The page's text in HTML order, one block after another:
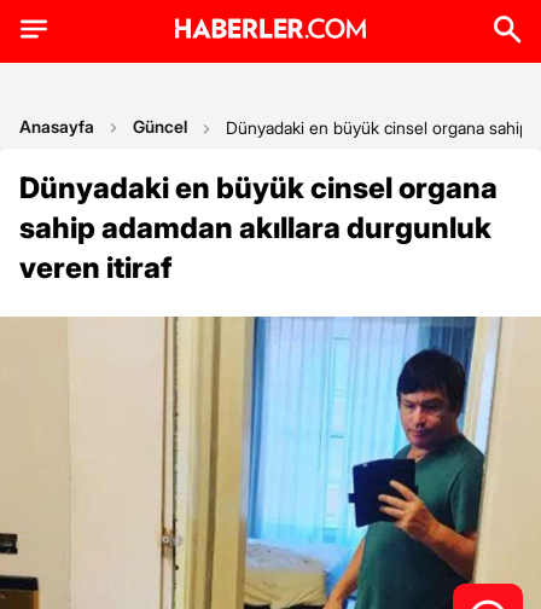
Anasayfa Güncel Dünyadaki en büyük cinsel organa sahip
Dünyadaki en büyük cinsel organa
sahip adamdan akıllara durgunluk
veren itiraf